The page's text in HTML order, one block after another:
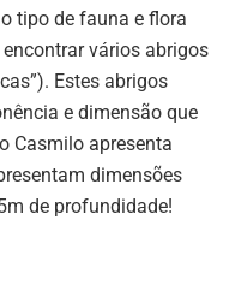
tipo de fauna e flora
vários abrigos
Estes abrigos
e dimensão que
Casmilo apresenta
dimensões
de profundidade!